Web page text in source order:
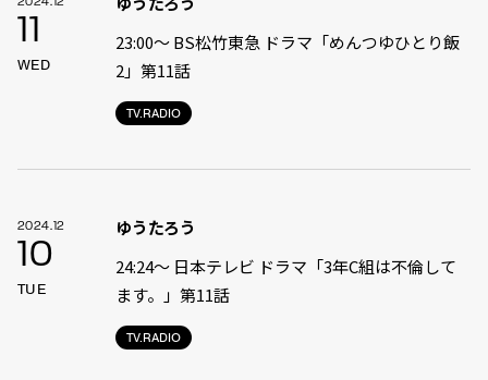
11
WED
TV.RADIO
23:00〜 BS松竹東急 ドラマ「めんつゆひとり飯
2」第11話
2024.12
10
TUE
TV.RADIO
ゆうたろう
24:24〜 日本テレビ ドラマ「3年C組は不倫して
ます。」第11話